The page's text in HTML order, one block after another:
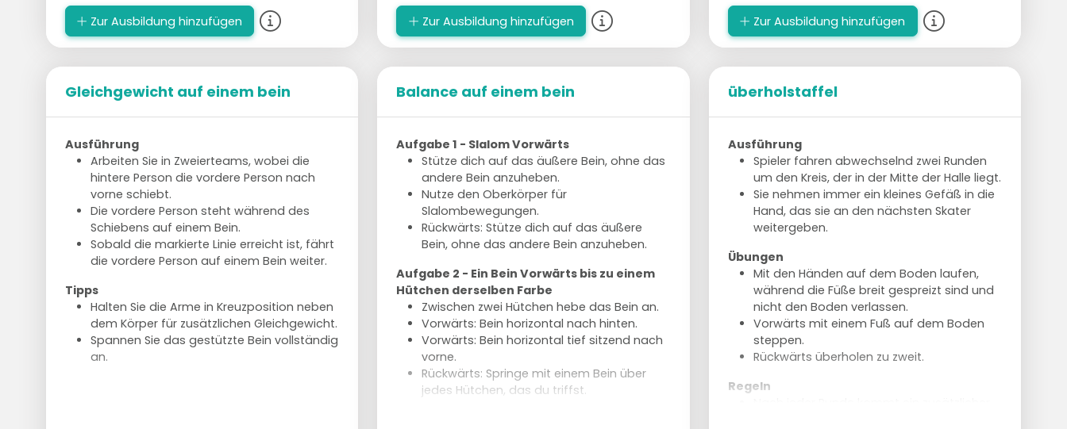
Zur Ausbildung hinzufügen Zur Ausbildung hinzufügen Zur Ausbildung hinzufügen
Gleichgewicht auf einem bein
Ausführung
Arbeiten Sie in Zweierteams, wobei die
hintere Person die vordere Person nach
vorne schiebt.
Die vordere Person steht während des
Schiebens auf einem Bein.
Sobald die markierte Linie erreicht ist, fährt
die vordere Person auf einem Bein weiter.
Tipps
Halten Sie die Arme in Kreuzposition neben
dem Körper für zusätzlichen Gleichgewicht.
Spannen Sie das gestützte Bein vollständig
an.
Balance auf einem bein
Aufgabe 1 - Slalom Vorwärts
Stütze dich auf das äußere Bein, ohne das
andere Bein anzuheben.
Nutze den Oberkörper für
Slalombewegungen.
Rückwärts: Stütze dich auf das äußere
Bein, ohne das andere Bein anzuheben.
Aufgabe 2 - Ein Bein Vorwärts bis zu einem
Hütchen derselben Farbe
Zwischen zwei Hütchen hebe das Bein an.
Vorwärts: Bein horizontal nach hinten.
Vorwärts: Bein horizontal tief sitzend nach
vorne.
Rückwärts: Springe mit einem Bein über
jedes Hütchen, das du triffst.
überholstaffel
Ausführung
Spieler fahren abwechselnd zwei Runden
um den Kreis, der in der Mitte der Halle liegt.
Sie nehmen immer ein kleines Gefäß in die
Hand, das sie an den nächsten Skater
weitergeben.
Übungen
Mit den Händen auf dem Boden laufen,
während die Füße breit gespreizt sind und
nicht den Boden verlassen.
Vorwärts mit einem Fuß auf dem Boden
steppen.
Rückwärts überholen zu zweit.
Regeln